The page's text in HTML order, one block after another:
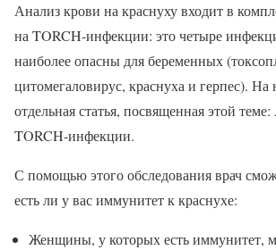
Анализ крови на краснуху входит в
на TORCH-инфекции: это четыре
наиболее опасны для беременных
цитомегаловирус, краснуха и герпес). На
отдельная статья, посвященная этой
TORCH-инфекции.
С помощью этого обследования врач
есть ли у вас иммунитет к краснухе:
Женщины, у которых есть иммунитет,